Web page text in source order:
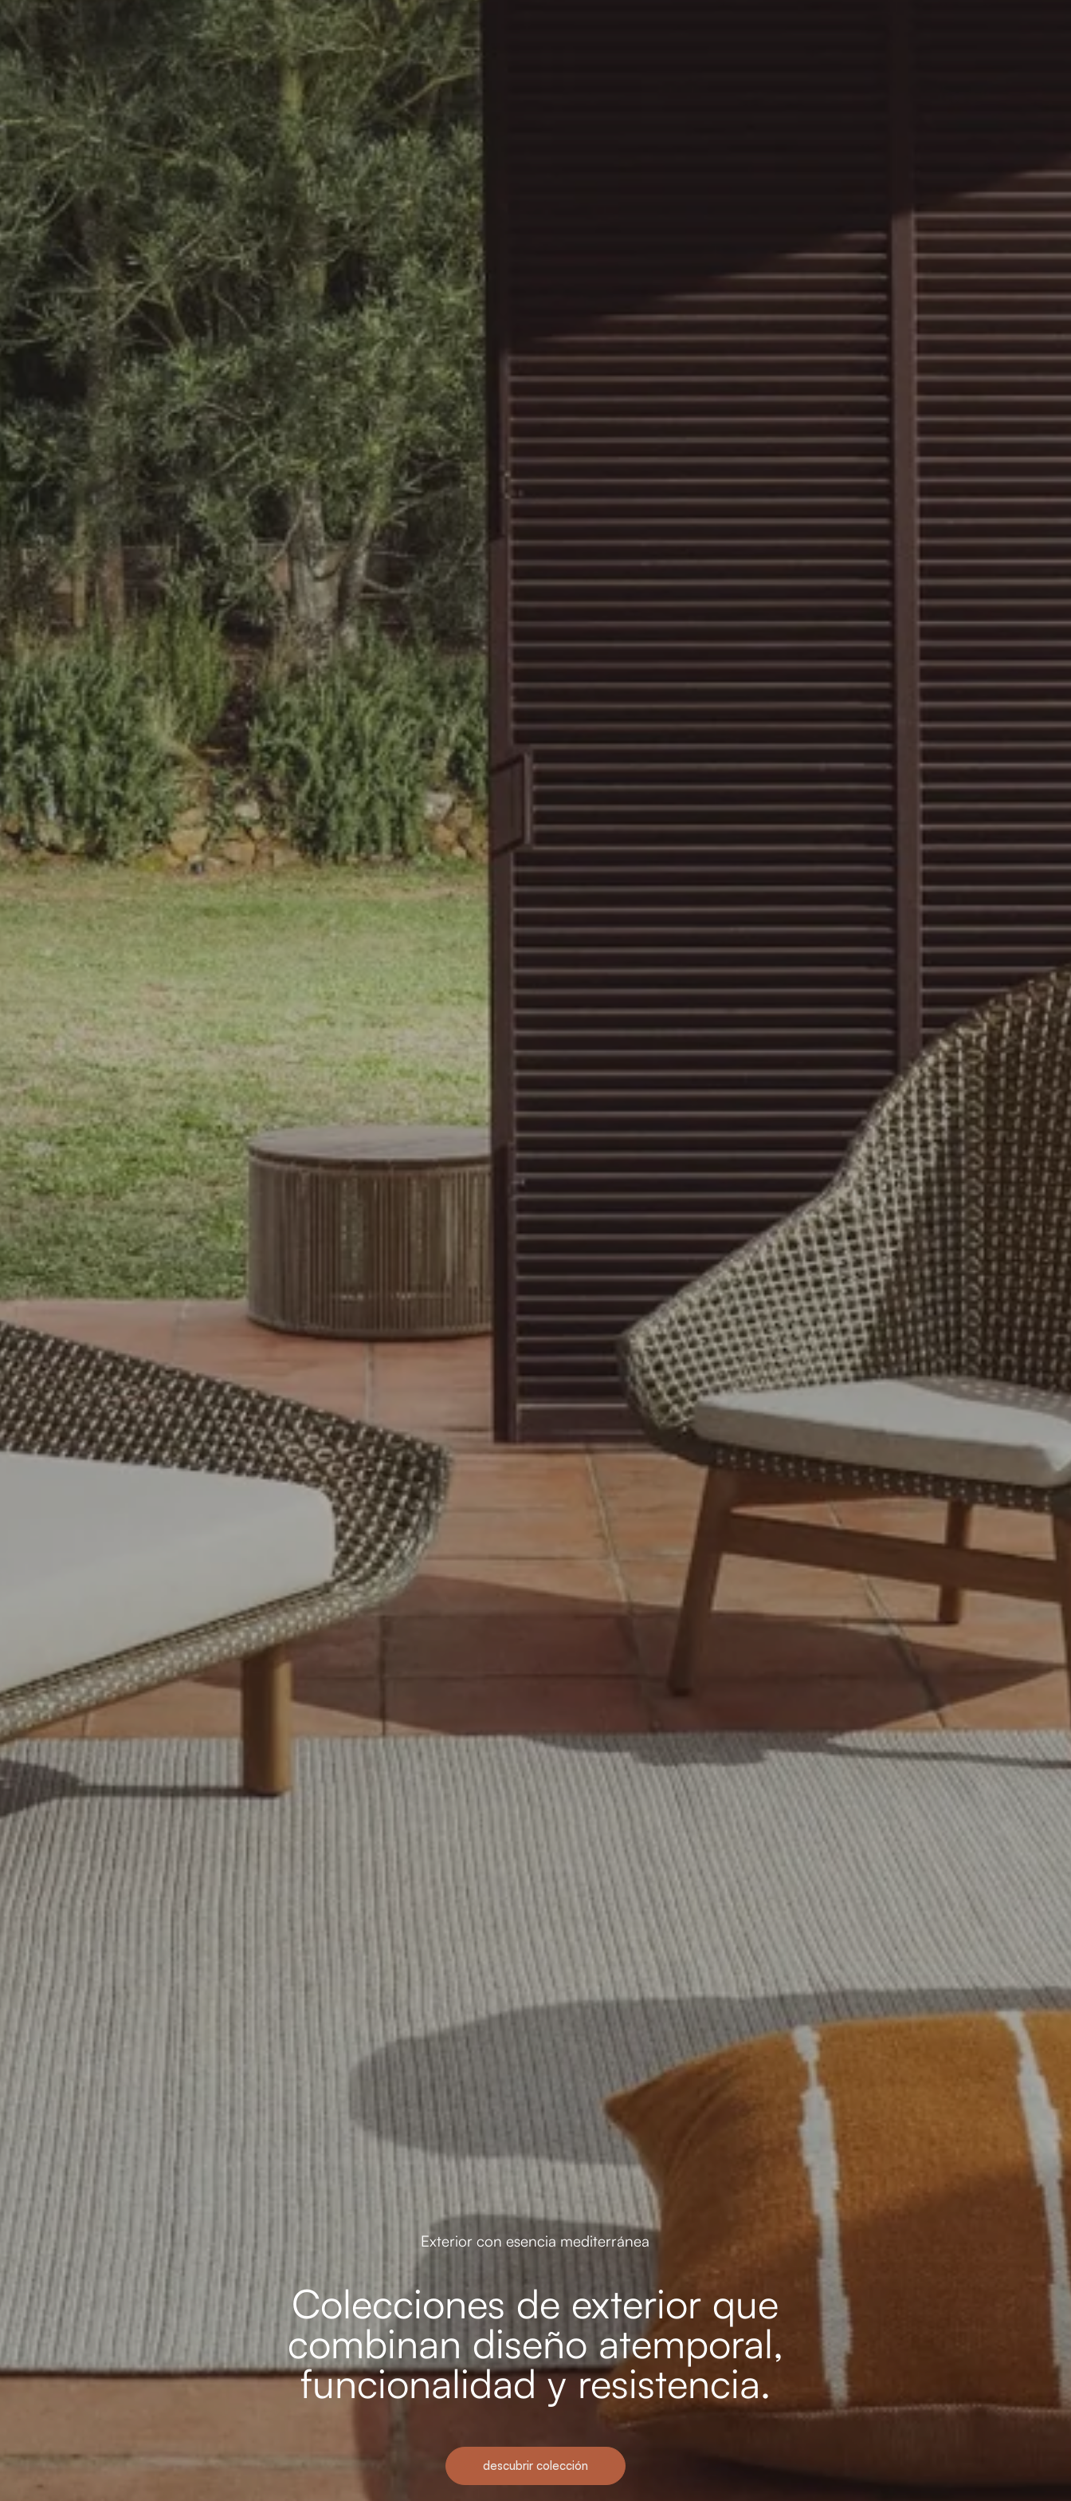
Exterior con esencia mediterránea
Colecciones de exterior que
combinan diseño atemporal,
funcionalidad y resistencia.
descubrir colección